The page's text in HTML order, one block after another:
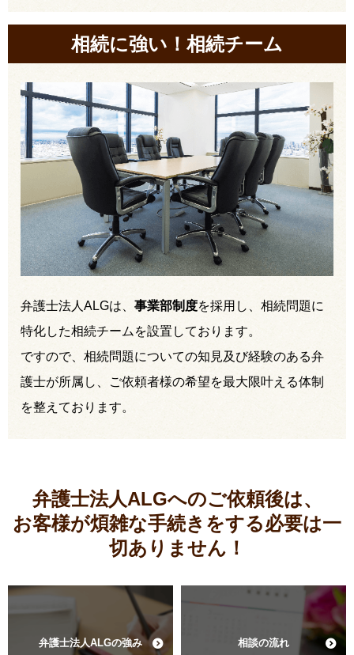
相続に強い！相続チーム
弁護士法人ALGは、 事業部制度を採用し、相続問題に
特化した相続チームを設置しております。
ですので、相続問題についての知見及び経験のある弁
護士が所属し、ご依頼者様の希望を最大限叶える体制
を整えております。
弁護士法人ALGへのご依頼後は、
お客様が煩雑な手続きをする必要は一
切ありません！
弁護士法人ALGの強み 相談の流れ